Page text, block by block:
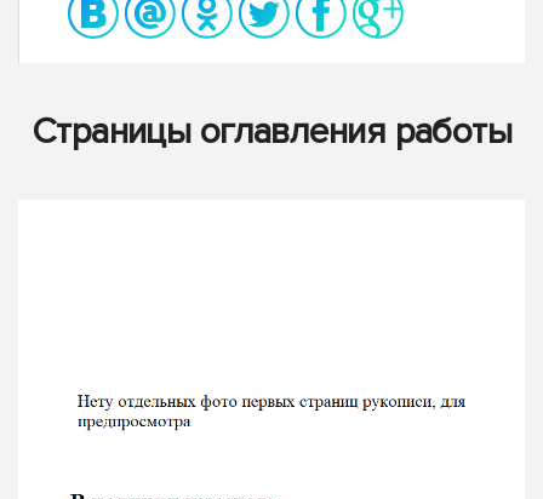
Страницы оглавления работы